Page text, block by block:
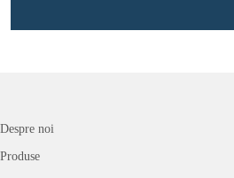
Despre noi
Produse